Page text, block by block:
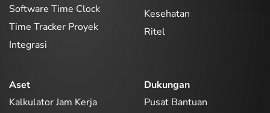
Software Time Clock
Time Tracker Proyek
Integrasi
Kesehatan
Ritel
Aset
Kalkulator Jam Kerja
Dukungan
Pusat Bantuan